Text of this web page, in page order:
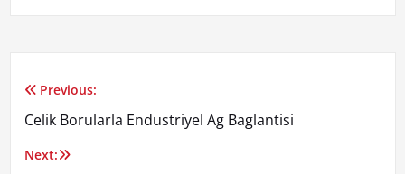
Yazı
gezinmesi
Previous:
Celik Borularla Endustriyel Ag Baglantisi
Next: